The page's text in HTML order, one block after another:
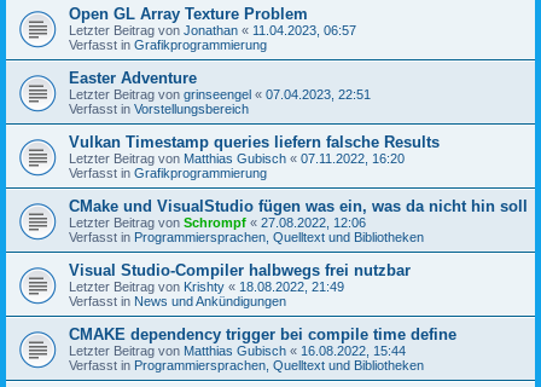
Open GL Array Texture Problem
Letzter Beitrag von Jonathan « 11.04.2023, 06:57
Verfasst in Grafikprogrammierung
Easter Adventure
Letzter Beitrag von grinseengel « 07.04.2023, 22:51
Verfasst in Vorstellungsbereich
Vulkan Timestamp queries liefern falsche Results
Letzter Beitrag von Matthias Gubisch « 07.11.2022, 16:20
Verfasst in Grafikprogrammierung
CMake und VisualStudio fügen was ein, was da nicht hin soll
Letzter Beitrag von Schrompf « 27.08.2022, 12:06
Verfasst in Programmiersprachen, Quelltext und Bibliotheken
Visual Studio-Compiler halbwegs frei nutzbar
Letzter Beitrag von Krishty « 18.08.2022, 21:49
Verfasst in News und Ankündigungen
CMAKE dependency trigger bei compile time define
Letzter Beitrag von Matthias Gubisch « 16.08.2022, 15:44
Verfasst in Programmiersprachen, Quelltext und Bibliotheken